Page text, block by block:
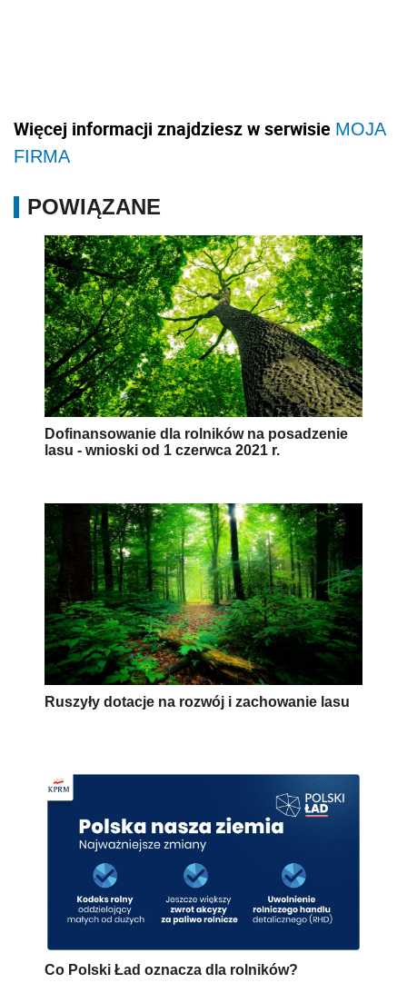
Więcej informacji znajdziesz w serwisie MOJA
FIRMA
POWIĄZANE
Dofinansowanie dla rolników na posadzenie
lasu - wnioski od 1 czerwca 2021 r.
Ruszyły dotacje na rozwój i zachowanie lasu
Co Polski Ład oznacza dla rolników?